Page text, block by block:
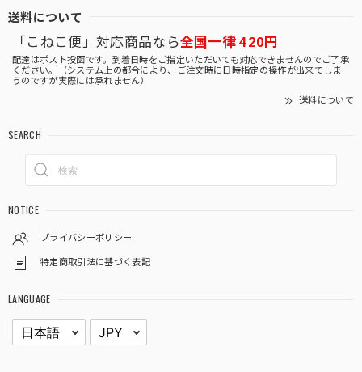
送料について
「こねこ便」対応商品なら全国一律 420円
配達はポスト投函です。到着日時をご指定いただいても対応できませんのでご了承
ください。（システム上の都合により、ご注文時に日時指定の操作が出来てしま
うのですが実際には承れません）
送料について
SEARCH
NOTICE
プライバシーポリシー
特定商取引法に基づく表記
LANGUAGE